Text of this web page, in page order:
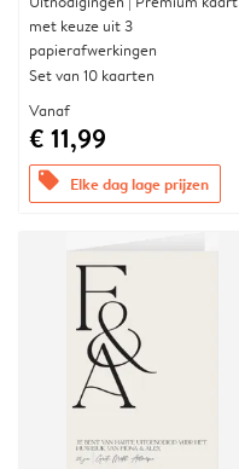
met keuze uit 3
papierafwerkingen
Set van 10 kaarten
Vanaf
€ 11,99
offers Elke dag lage prijzen